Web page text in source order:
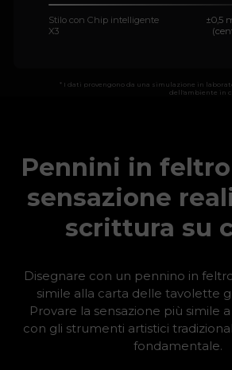
Stilo con Chip intelligente
X3
±0,5
* I dati provengono da una simulazione in
dell'ambiente in
Pennini in
sensazione
scrittura su
Disegnare con un pennino in
simile alla carta delle tavolette
Provare la sensazione più simile
con gli strumenti artistici
fondamentale.